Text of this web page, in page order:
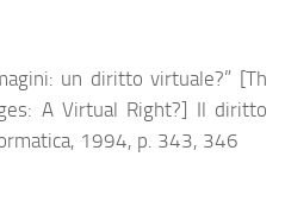
un diritto virtuale?” [Th
A Virtual Right?] Il diritto
1994, p. 343, 346